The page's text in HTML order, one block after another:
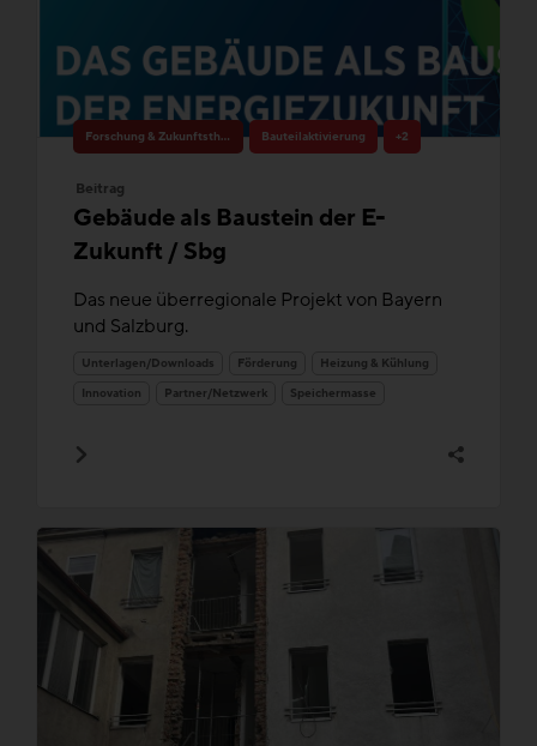
Forschung & Zukunftsthemen Bauteilaktivierung +2
Beitrag
Gebäude als Baustein der E-
Zukunft / Sbg
Das neue überregionale Projekt von Bayern
und Salzburg.
Unterlagen/Downloads Förderung
Heizung & Kühlung
Innovation
Partner/Netzwerk Speichermasse